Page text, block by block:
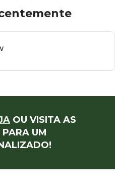
OU VISITA AS
PARA UM